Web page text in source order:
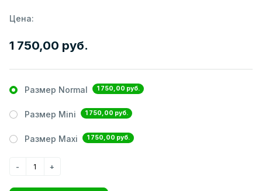
Цена:
1 750,00 руб.
Размер Normal 1 750,00 руб.
Размер Mini 1 750,00 руб.
Размер Maxi 1 750,00 руб.